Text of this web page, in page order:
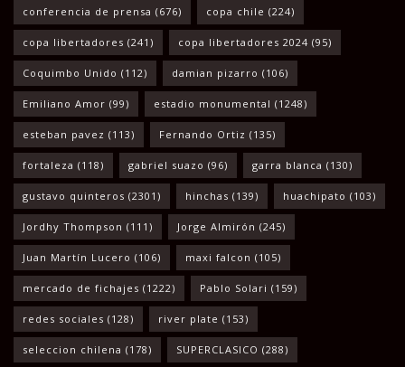
conferencia de prensa (676) copa chile (224)
copa libertadores (241) copa libertadores 2024 (95)
Coquimbo Unido (112) damian pizarro (106)
Emiliano Amor (99) estadio monumental (1248)
esteban pavez (113) Fernando Ortiz (135)
fortaleza (118) gabriel suazo (96) garra blanca (130)
gustavo quinteros (2301) hinchas (139) huachipato (103)
Jordhy Thompson (111) Jorge Almirón (245)
Juan Martín Lucero (106) maxi falcon (105)
mercado de fichajes (1222) Pablo Solari (159)
redes sociales (128) river plate (153)
seleccion chilena (178) SUPERCLASICO (288)